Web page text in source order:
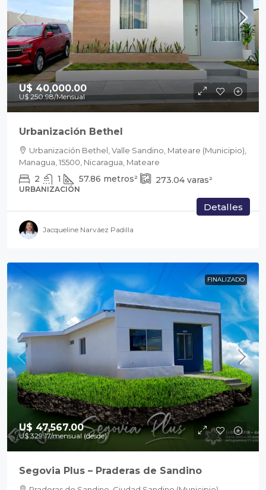
U$ 40,000.00
U$ 250.98/Mensual
Urbanización Bethel
Urbanización Bethel, Valle Sandino, Mateare (Municipio),
Managua, 15500, Nicaragua, Mateare
2 1 57.86 metros² 273.04 varas²
URBANIZACIÓN
Detalles
Jacqueline Narváez Padilla
FINALIZADO
U$ 47,567.00
U$ 329.17/mensual (desde)
Segovia Plus – Praderas de Sandino